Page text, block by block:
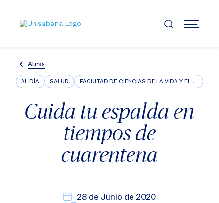
contenido
principal
MENÚ
Atrás
AL DÍA SALUD FACULTAD DE CIENCIAS DE LA VIDA Y EL BIENESTAR
Cuida tu espalda en
tiempos de
cuarentena
28 de Junio de 2020